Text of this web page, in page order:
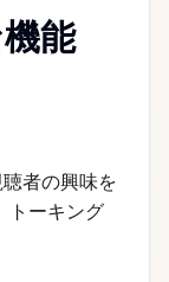
能
者の興味を
トーキング